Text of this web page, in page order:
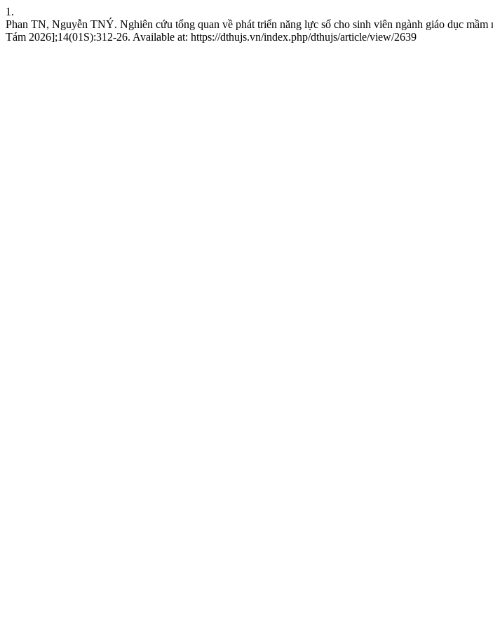
1.
Phan TN, Nguyễn TNÝ. Nghiên cứu tổng quan về phát triển năng lực số cho sinh viên ngành giáo dục
Tám 2026];14(01S):312-26. Available at: https://dthujs.vn/index.php/dthujs/article/view/2639